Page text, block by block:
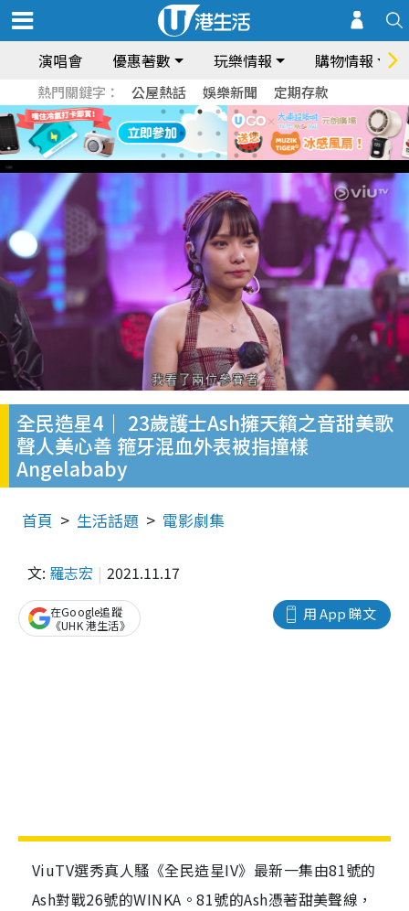
演唱會 優惠著數 玩樂情報 購物情報
熱門關鍵字： 公屋熱話 娛樂新聞 定期存款
全民造星4｜ 23歲護士Ash擁天籟之音甜美歌
聲人美心善 箍牙混血外表被指撞樣
Angelababy
首頁 生活話題 電影劇集
文: 羅志宏 2021.11.17
用 App 睇文
在Google追蹤
《UHK 港生活》
ViuTV選秀真人騷《全民造星IV》最新一集由81號的
Ash對戰26號的WINKA。81號的Ash憑著甜美聲線，